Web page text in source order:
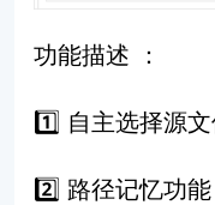
功能描述 ：
1️⃣ 自主选择源
2️⃣ 路径记忆功能